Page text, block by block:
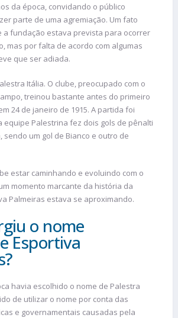
da época, convidando o público
parte de uma agremiação. Um fato
a fundação estava prevista para ocorrer
mas por falta de acordo com algumas
que ser adiada.
Itália. O clube, preocupado com o
treinou bastante antes do primeiro
24 de janeiro de 1915. A partida foi
equipe Palestrina fez dois gols de pênalti
sendo um gol de Bianco e outro de
estar caminhando e evoluindo com o
momento marcante da história da
Palmeiras estava se aproximando.
o nome
Esportiva
havia escolhido o nome de Palestra
de utilizar o nome por conta das
e governamentais causadas pela